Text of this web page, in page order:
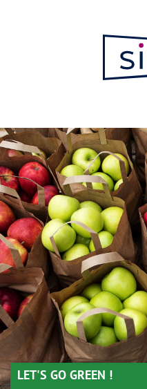
LET'S GO GREEN !